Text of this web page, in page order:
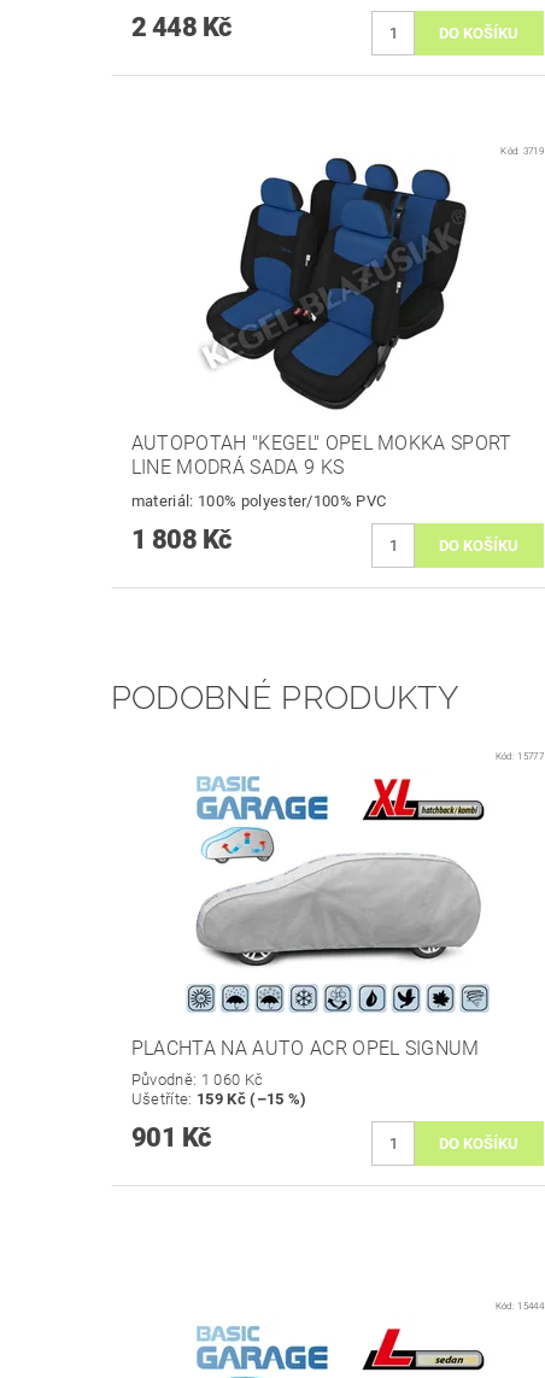
2 448 Kč
Kód: 3719
AUTOPOTAH "KEGEL" OPEL MOKKA SPORT
LINE MODRÁ SADA 9 KS
materiál: 100% polyester/100% PVC
1 808 Kč
PODOBNÉ PRODUKTY
Kód: 15777
PLACHTA NA AUTO ACR OPEL SIGNUM
Původně: 1 060 Kč
Ušetříte: 159 Kč (–15 %)
901 Kč
Kód: 15444